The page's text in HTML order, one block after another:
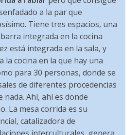
a la par que
Tiene tres espacios, una
integrada en la cocina
está integrada en la sala, y
la cocina en la que hay una
para 30 personas, donde se
de diferentes procedencias
nada. Ahí, ahí es donde
La mesa corrida es su
catalizadora de